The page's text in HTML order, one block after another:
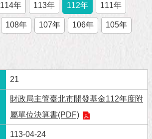
114年 113年 112年 111年
108年 107年 106年 105年
21
財政局主管臺北市開發基金112年度附
屬單位決算書(PDF)
113-04-24